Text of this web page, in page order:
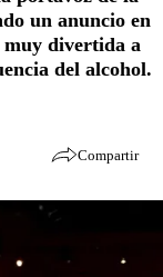
un anuncio en
muy divertida a
del alcohol.
Compartir